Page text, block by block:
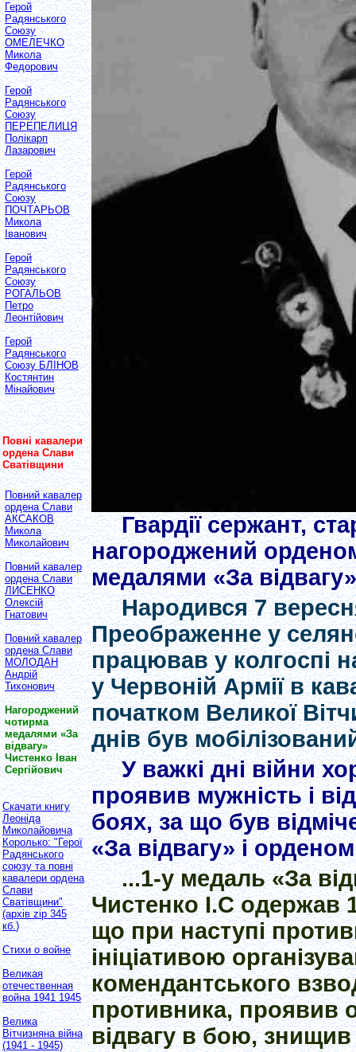
Герой
Радянського
Союзу
ОМЕЛЕЧКО
Микола
Федорович
Герой
Радянського
Союзу
ПЕРЕПЕЛИЦЯ
Полікарп
Лазарович
Герой
Радянського
Союзу
ПОЧТАРЬОВ
Микола
Іванович
Герой
Радянського
Союзу
РОГАЛЬОВ
Петро
Леонтійович
Герой
Радянського
Союзу БЛІНОВ
Костянтин
Мінайович
Повні кавалери
ордена Слави
Сватівщини
Повний кавалер
ордена Слави
АКСАКОВ
Микола
Миколайович
Повний кавалер
ордена Слави
ЛИСЕНКО
Олексій
Гнатович
Повний кавалер
ордена Слави
МОЛОДАН
Андрій
Тихонович
Нагороджений
чотирма
медалями «За
відвагу»
Чистенко Іван
Сергійович
Скачати книгу
Леоніда
Миколайовича
Королько: "Герої
Радянського
союзу та повні
кавалери ордена
Слави
Сватівщини"
(архівzip 345
кб.)
Стихи о войне
Великая
отечественная
война 1941 1945
Велика
Вітчизняна війна
(1941 - 1945)
Гвардії сержант,
нагороджений
медалями «За відвагу»
Народився 7
Преображенне у
працював у колгоспі
у Червоній Армії в
початком Великої
днів був
У важкі дні війни
проявив мужність і
боях, за що був
«За відвагу» і
...1-у медаль «За
Чистенко І.С одержав
що при наступі
ініціативою
комендантського
противника, проявив
відвагу в бою,